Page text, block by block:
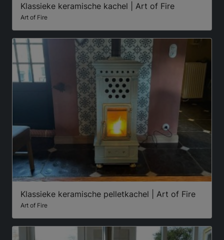
Klassieke keramische kachel | Art of Fire
Art of Fire
Klassieke keramische pelletkachel | Art of Fire
Art of Fire